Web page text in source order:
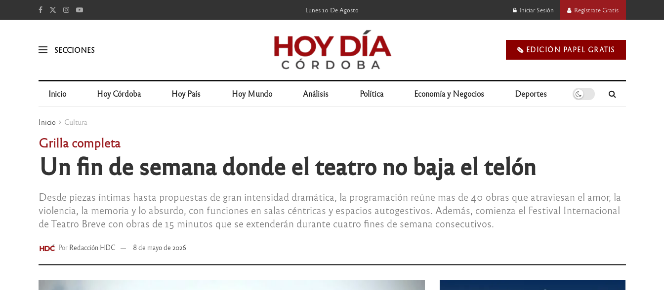
Lunes 10 De Agosto Iniciar Sesión Regístrate Gratis
SECCIONES 🗞️ EDICIÓN PAPEL GRATIS
Inicio Hoy Córdoba Hoy País Hoy Mundo Análisis Política Economía y Negocios Deportes
Inicio Cultura
Grilla completa
Un fin de semana donde el teatro no baja el telón
Desde piezas íntimas hasta propuestas de gran intensidad dramática, la programación reúne mas de 40 obras que atraviesan el amor, la
violencia, la memoria y lo absurdo, con funciones en salas céntricas y espacios autogestivos. Además, comienza el Festival Internacional
de Teatro Breve con obras de 15 minutos que se extenderán durante cuatro fines de semana consecutivos.
Por Redacción HDC 8 de mayo de 2026